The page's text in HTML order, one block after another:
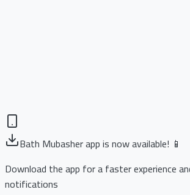
Bath Mubasher app is now available! 📱
Download the app for a faster experience
notifications